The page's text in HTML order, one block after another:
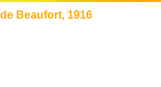
Beaufort, 1916